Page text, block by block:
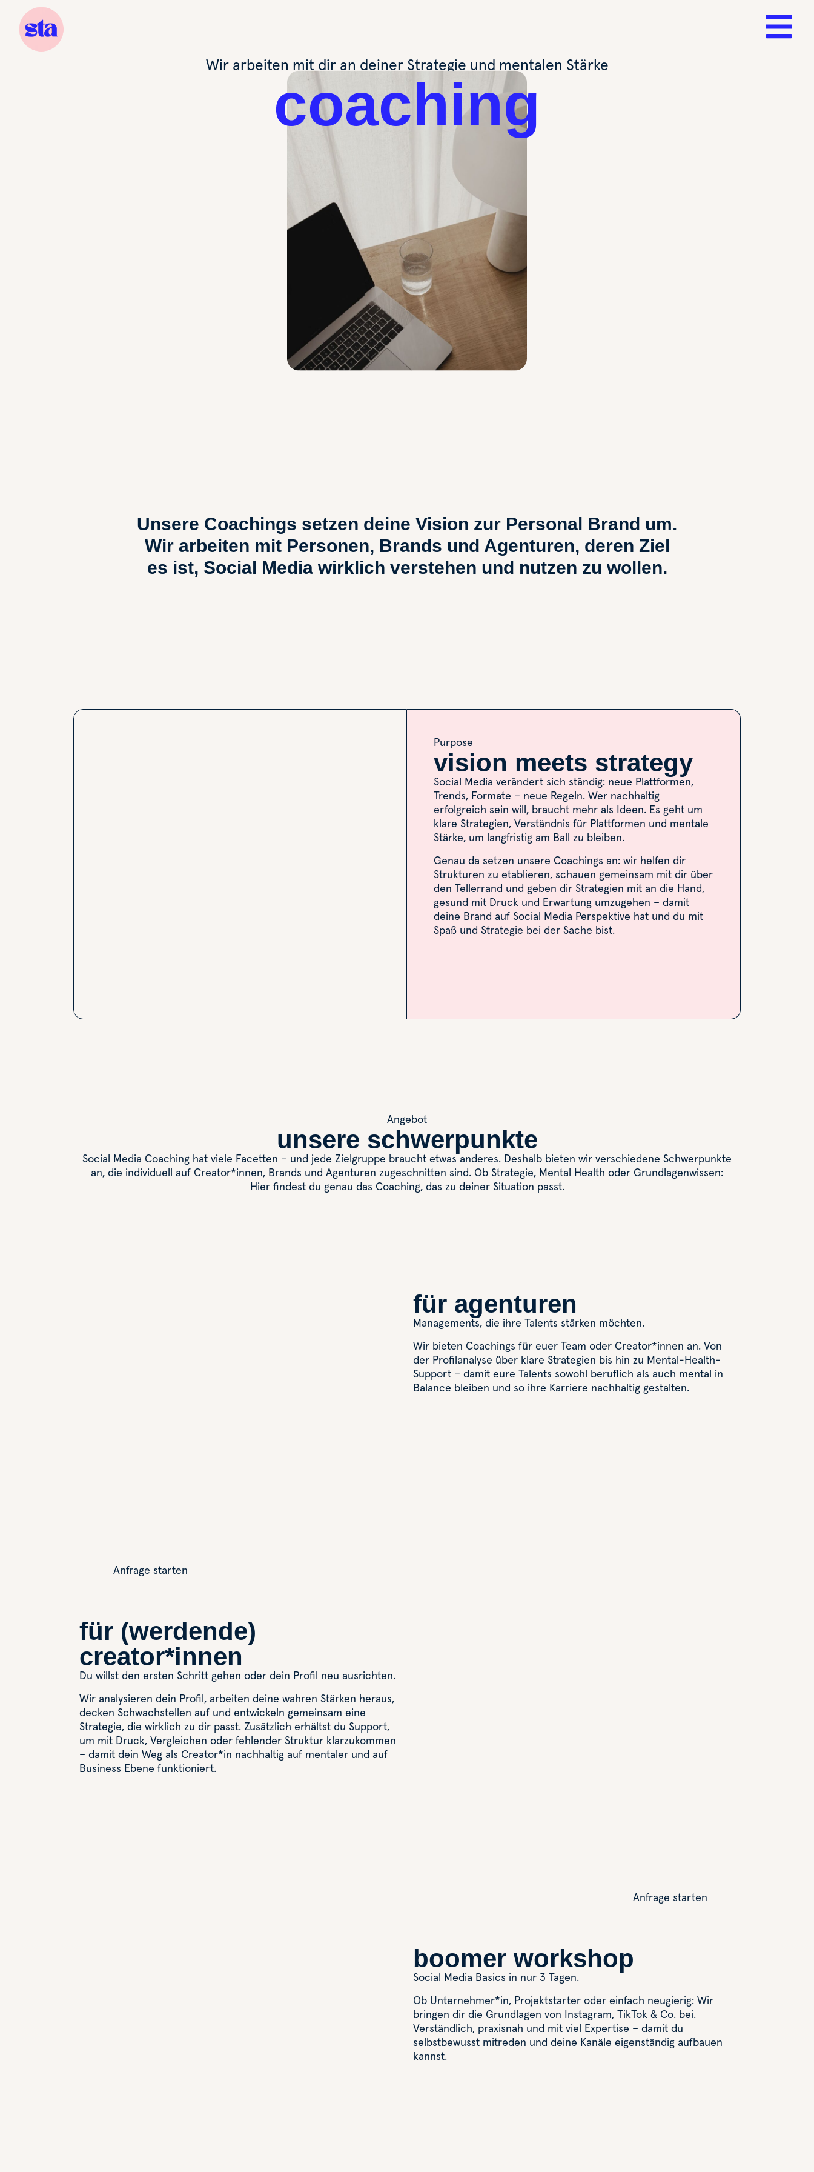
Wir arbeiten mit dir an deiner Strategie und mentalen Stärke
coaching
Unsere Coachings setzen deine Vision zur Personal Brand um.
Wir arbeiten mit Personen, Brands und Agenturen, deren Ziel
es ist, Social Media wirklich verstehen und nutzen zu wollen.
Purpose
vision meets strategy
Social Media verändert sich ständig: neue Plattformen,
Trends, Formate – neue Regeln. Wer nachhaltig
erfolgreich sein will, braucht mehr als Ideen. Es geht um
klare Strategien, Verständnis für Plattformen und mentale
Stärke, um langfristig am Ball zu bleiben.
Genau da setzen unsere Coachings an: wir helfen dir
Strukturen zu etablieren, schauen gemeinsam mit dir über
den Tellerrand und geben dir Strategien mit an die Hand,
gesund mit Druck und Erwartung umzugehen – damit
deine Brand auf Social Media Perspektive hat und du mit
Spaß und Strategie bei der Sache bist.
Angebot
unsere schwerpunkte
Social Media Coaching hat viele Facetten – und jede Zielgruppe braucht etwas anderes. Deshalb bieten wir verschiedene Schwerpunkte
an, die individuell auf Creator*innen, Brands und Agenturen zugeschnitten sind. Ob Strategie, Mental Health oder Grundlagenwissen:
Hier findest du genau das Coaching, das zu deiner Situation passt.
Anfrage starten
für agenturen
Managements, die ihre Talents stärken möchten.
Wir bieten Coachings für euer Team oder Creator*innen an. Von
der Profilanalyse über klare Strategien bis hin zu Mental-Health-
Support – damit eure Talents sowohl beruflich als auch mental in
Balance bleiben und so ihre Karriere nachhaltig gestalten.
Anfrage starten
für (werdende)
creator*innen
Du willst den ersten Schritt gehen oder dein Profil neu ausrichten.
Wir analysieren dein Profil, arbeiten deine wahren Stärken heraus,
decken Schwachstellen auf und entwickeln gemeinsam eine
Strategie, die wirklich zu dir passt. Zusätzlich erhältst du Support,
um mit Druck, Vergleichen oder fehlender Struktur klarzukommen
– damit dein Weg als Creator*in nachhaltig auf mentaler und auf
Business Ebene funktioniert.
boomer workshop
Social Media Basics in nur 3 Tagen.
Ob Unternehmer*in, Projektstarter oder einfach neugierig: Wir
bringen dir die Grundlagen von Instagram, TikTok & Co. bei.
Verständlich, praxisnah und mit viel Expertise – damit du
selbstbewusst mitreden und deine Kanäle eigenständig aufbauen
kannst.